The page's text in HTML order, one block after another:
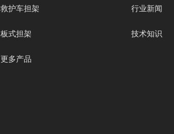
救护车担架
板式担架
更多产品
行业新闻
技术知识